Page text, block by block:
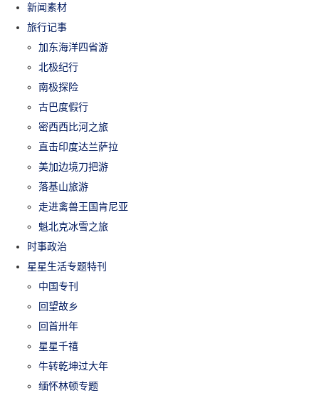
新闻素材
旅行记事
加东海洋四省游
北极纪行
南极探险
古巴度假行
密西西比河之旅
直击印度达兰萨拉
美加边境刀把游
落基山旅游
走进禽兽王国肯尼亚
魁北克冰雪之旅
时事政治
星星生活专题特刊
中国专刊
回望故乡
回首卅年
星星千禧
牛转乾坤过大年
缅怀林顿专题